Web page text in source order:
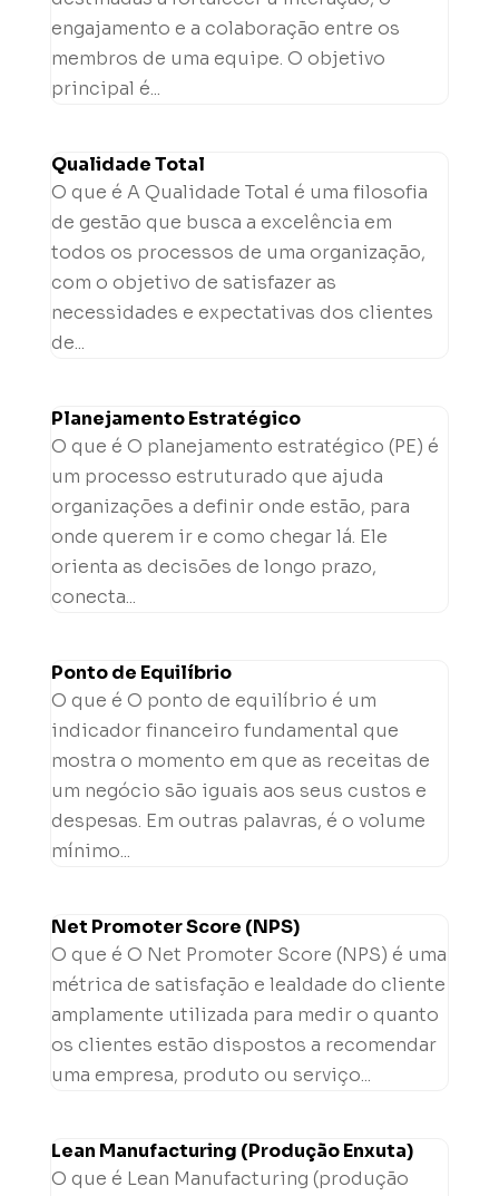
engajamento e a colaboração entre os
membros de uma equipe. O objetivo
principal é...
Qualidade Total
O que é A Qualidade Total é uma filosofia
de gestão que busca a excelência em
todos os processos de uma organização,
com o objetivo de satisfazer as
necessidades e expectativas dos clientes
de...
Planejamento Estratégico
O que é O planejamento estratégico (PE) é
um processo estruturado que ajuda
organizações a definir onde estão, para
onde querem ir e como chegar lá. Ele
orienta as decisões de longo prazo,
conecta...
Ponto de Equilíbrio
O que é O ponto de equilíbrio é um
indicador financeiro fundamental que
mostra o momento em que as receitas de
um negócio são iguais aos seus custos e
despesas. Em outras palavras, é o volume
mínimo...
Net Promoter Score (NPS)
O que é O Net Promoter Score (NPS) é uma
métrica de satisfação e lealdade do cliente
amplamente utilizada para medir o quanto
os clientes estão dispostos a recomendar
uma empresa, produto ou serviço...
Lean Manufacturing (Produção Enxuta)
O que é Lean Manufacturing (produção